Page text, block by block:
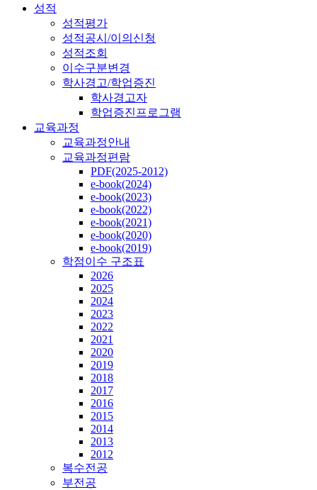
성적
성적평가
성적공시/이의신청
성적조회
이수구분변경
학사경고/학업증진
학사경고자
학업증진프로그램
교육과정
교육과정안내
교육과정편람
PDF(2025-2012)
e-book(2024)
e-book(2023)
e-book(2022)
e-book(2021)
e-book(2020)
e-book(2019)
학점이수 구조표
2026
2025
2024
2023
2022
2021
2020
2019
2018
2017
2016
2015
2014
2013
2012
복수전공
부전공